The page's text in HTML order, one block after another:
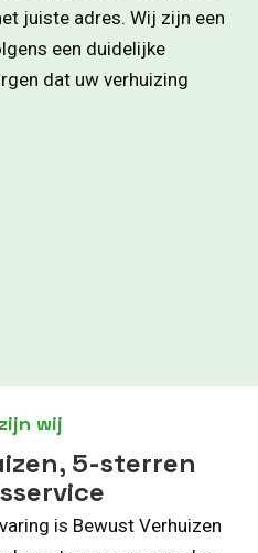
juiste adres. Wij zijn een
een duidelijke
dat uw verhuizing
wij
5-sterren
is Bewust Verhuizen